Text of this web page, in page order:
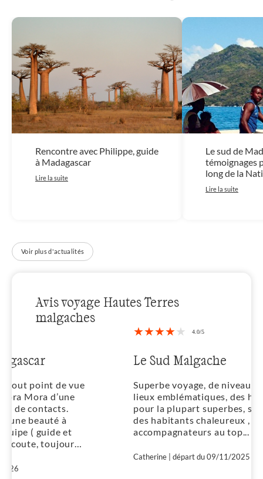
Rencontre avec Philippe, guide
à Madagascar
Lire la suite
Le sud de
témoignages
long de la
Lire la suite
Voir plus d'actualités
Avis voyage Hautes Terres
malgaches
Le Sud Malgache
Superbe voyage, de niveau facile, des
lieux emblématiques, des hébergements
pour la plupart superbes, sauf à Tuléar,
des habitants chaleureux , des
accompagnateurs au top...
Catherine | départ du 09/11/2025